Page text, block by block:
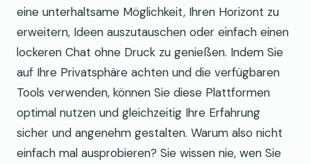
eine unterhaltsame Möglichkeit, Ihren Horizont zu
erweitern, Ideen auszutauschen oder einfach einen
lockeren Chat ohne Druck zu genießen. Indem Sie
auf Ihre Privatsphäre achten und die verfügbaren
Tools verwenden, können Sie diese Plattformen
optimal nutzen und gleichzeitig Ihre Erfahrung
sicher und angenehm gestalten. Warum also nicht
einfach mal ausprobieren? Sie wissen nie, wen Sie